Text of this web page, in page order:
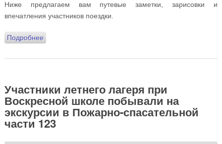
Ниже предлагаем вам путевые заметки, зарисовки и
впечатления участников поездки.
Подробнеео Путешествие молодёжного актива Подворья на
Участники летнего лагеря при
Воскресной школе побывали на
экскурсии в Пожарно-спасательной
части 123